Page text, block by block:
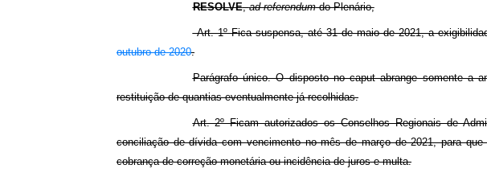
RESOLVE,ad referendumdo Plenário,
Art. 1º Fica suspensa, até 31 de maio de 2021, a
outubro de 2020.
Parágrafo único. O disposto no caput abrange somente a
restituição de quantias eventualmente já recolhidas.
Art. 2º Ficam autorizados os Conselhos Regionais de
conciliação de dívida com vencimento no mês de março de 2021, para
cobrança de correção monetária ou incidência de juros e multa.